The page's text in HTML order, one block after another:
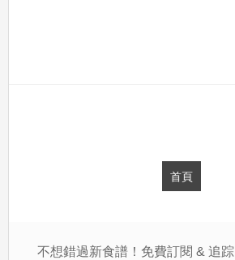
首頁
不想錯過新食譜！免費訂閱 & 追踪